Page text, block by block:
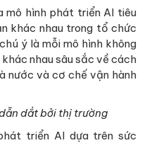
mô hình phát triển AI tiêu
khác nhau trong tổ chức
ý là mỗi mô hình không
nhau sâu sắc về cách
nước và cơ chế vận hành
dắt bởi thị trường
triển AI dựa trên sức